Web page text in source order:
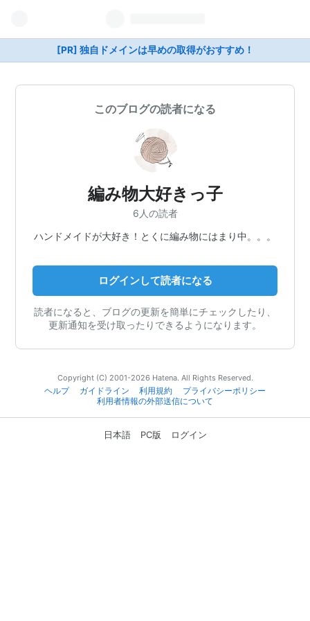
[PR] 独自ドメインは早めの取得がおすすめ！
このブログの読者になる
編み物大好きっ子
6人の読者
ハンドメイドが大好き！とくに編み物にはまり中。。。
ログインして読者になる
読者になると、ブログの更新を簡単にチェックしたり、
更新通知を受け取ったりできるようになります。
Copyright (C) 2001-2026 Hatena. All Rights Reserved.
ヘルプ
ガイドライン 利用規約
プライバシーポリシー
利用者情報の外部送信について
日本語 PC版 ログイン